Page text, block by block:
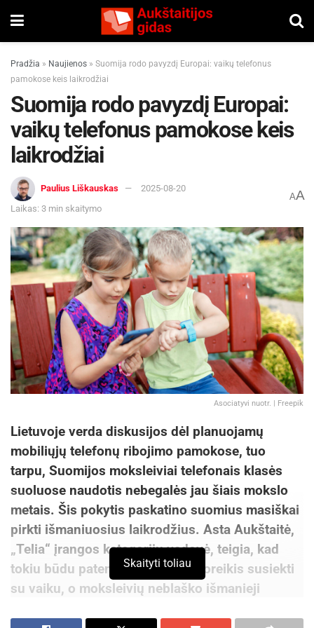
Pradžia » Naujienos » Suomija rodo pavyzdį Europai: vaikų telefonus
pamokose keis laikrodžiai
Suomija rodo pavyzdį Europai:
vaikų telefonus pamokose keis
laikrodžiai
Paulius Liškauskas
2025-08-20
Laikas: 3 min skaitymo
AA
Asociatyvi nuotr. | Freepik
Lietuvoje verda diskusijos dėl planuojamų
mobiliųjų telefonų ribojimo pamokose, tuo
tarpu, Suomijos moksleiviai telefonais klasės
suoluose naudotis nebegalės jau šiais mokslo
metais. Šis pokytis paskatino suomius masiškai
pirkti išmaniuosius laikrodžius. Asta Aukštaitė,
„Telia“ įrangos kategorijų vadovė, teigia, kad
tokiu būdu patenkinamas tėvų poreikis susiekti
su vaiku, o moksleivių neblaško išmanieji
Skaityti toliau